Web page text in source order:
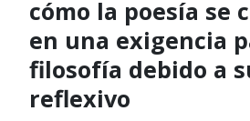
cómo la poesía se
en una exigencia
filosofía debido a
reflexivo